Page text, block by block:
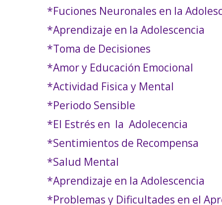
*Fuciones Neuronales en la
*Aprendizaje en la Adolescencia
*Toma de Decisiones
*Amor y Educación Emocional
*Actividad Fisica y Mental
*Periodo Sensible
*El Estrés en la Adolecencia
*Sentimientos de Recompensa
*Salud Mental
*Aprendizaje en la Adolescencia
*Problemas y Dificultades en el